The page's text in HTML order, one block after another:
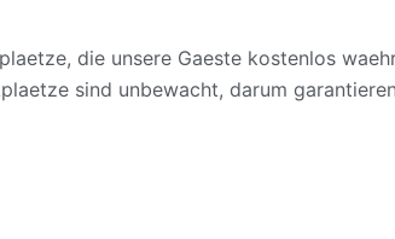
die unsere Gaeste kostenlos
sind unbewacht, darum